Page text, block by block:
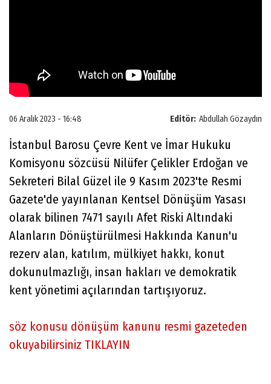
Editör: Abdullah Gözaydın
06 Aralık 2023 - 16:48
İstanbul Barosu Çevre Kent ve İmar Hukuku
Komisyonu sözcüsü Nilüfer Çelikler Erdoğan ve
Sekreteri Bilal Güzel ile 9 Kasım 2023'te Resmi
Gazete'de yayınlanan Kentsel Dönüşüm Yasası
olarak bilinen 7471 sayılı Afet Riski Altındaki
Alanların Dönüştürülmesi Hakkında Kanun'u
rezerv alan, katılım, mülkiyet hakkı, konut
dokunulmazlığı, insan hakları ve demokratik
kent yönetimi açılarından tartışıyoruz.
söz konusu dönüşüm kanunu resmi gazeteden
okuyabilirsiniz TIKLAYIN